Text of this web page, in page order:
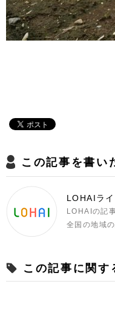
この記事を書い
LOHAIラ
LOHAIの記
全国の地域
この記事に関す